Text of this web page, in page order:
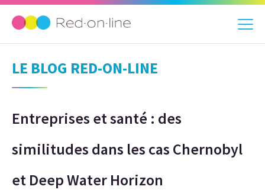
LE BLOG RED-ON-LINE
Entreprises et santé : des
similitudes dans les cas Chernobyl
et Deep Water Horizon